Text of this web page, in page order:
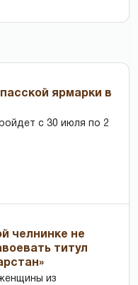
ярмарки в
с 30 июля по 2
челнинке не
титул
из